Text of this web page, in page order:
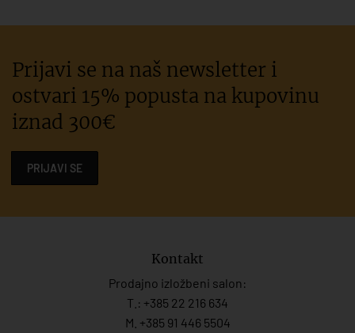
Prijavi se na naš newsletter i
ostvari 15% popusta na kupovinu
iznad 300€
PRIJAVI SE
Kontakt
Prodajno izložbeni salon:
T.: +385 22 216 634
M. +385 91 446 5504